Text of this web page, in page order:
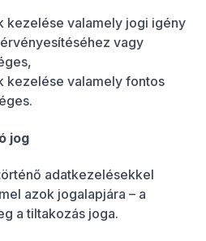
kezelése valamely jogi igény
vagy
kezelése valamely fontos
jog
adatkezelésekkel
azok jogalapjára – a
a tiltakozás joga.